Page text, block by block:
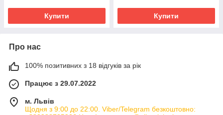
Купити Купити
Про нас
100% позитивних з 18 відгуків за рік
Працює з 29.07.2022
м. Львів
Щодня з 9:00 до 22:00. Viber/Telegram безкоштовно: